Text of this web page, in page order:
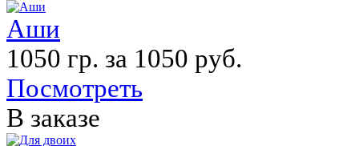
Аши
1050 гр. за 1050 руб.
Посмотреть
В заказе